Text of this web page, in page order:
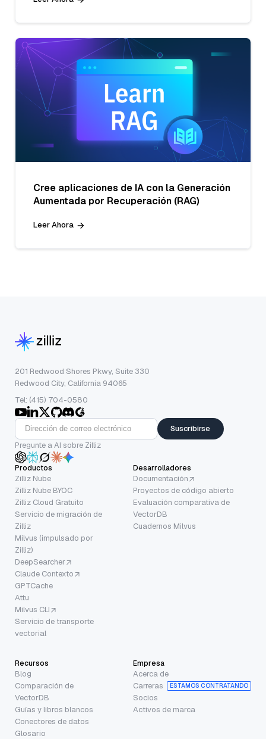
Cree aplicaciones de IA con la Generación
Aumentada por Recuperación (RAG)
Leer Ahora
201 Redwood Shores Pkwy, Suite 330
Redwood City, California 94065
Tel: (415) 704-0580
Suscribirse
Pregunte a AI sobre Zilliz
Productos
Zilliz Nube
Zilliz Nube BYOC
Zilliz Cloud Gratuito
Servicio de migración de
Zilliz
Milvus (impulsado por
Zilliz)
DeepSearcher
Claude Contexto
GPTCache
Attu
Milvus CLI
Servicio de transporte
vectorial
Desarrolladores
Documentación
Proyectos de código abierto
Evaluación comparativa de
VectorDB
Cuadernos Milvus
Recursos
Blog
Comparación de
VectorDB
Guías y libros blancos
Conectores de datos
Glosario
Empresa
Acerca de
Carreras
ESTAMOS CONTRATANDO
Socios
Activos de marca